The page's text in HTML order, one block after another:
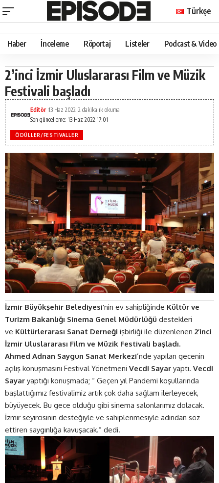
Türkçe
Haber İnceleme Röportaj Listeler Podcast & Video
2’inci İzmir Uluslararası Film ve Müzik
Festivali başladı
Son güncelleme: 13 Haz 2022 17:01
Editör 13 Haz 2022 2 dakikalık okuma
ÖDÜLLER/FESTIVALLER
İzmir Büyükşehir Belediyesi’nin ev sahipliğinde Kültür ve
Turizm Bakanlığı Sinema Genel Müdürlüğü destekleri
ve Kültürlerarası Sanat Derneği işbirliği ile düzenlenen 2’inci
İzmir Uluslararası Film ve Müzik Festivali başladı.
Ahmed Adnan Saygun Sanat Merkezi’nde yapılan gecenin
açılış konuşmasını Festival Yönetmeni Vecdi Sayar yaptı. Vecdi
Sayar yaptığı konuşmada; “ Geçen yıl Pandemi koşullarında
başlattığımız festivalimiz artık çok daha sağlam ilerleyecek,
büyüyecek. Bu gece olduğu gibi sinema salonlarımız dolacak.
İzmir seyircisinin desteğiyle ve sahiplenmesiyle adından söz
ettiren saygınlığa kavuşacak.” dedi.